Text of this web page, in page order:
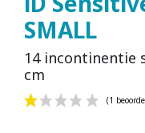
SMALL
14 incontinentie
cm